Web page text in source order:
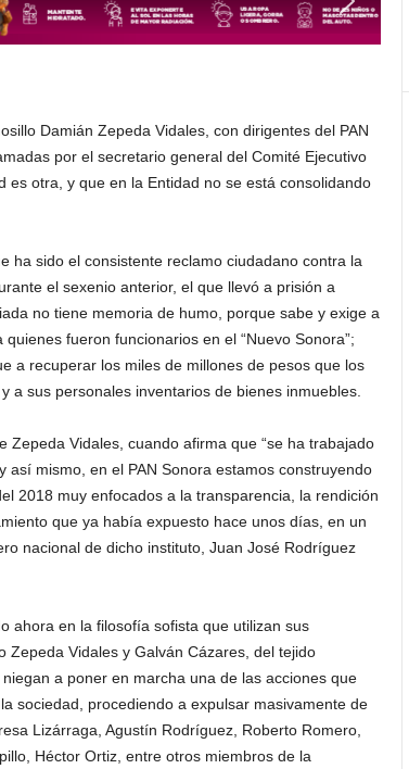
Damián Zepeda Vidales, con dirigentes del PAN
por el secretario general del Comité Ejecutivo
es otra, y que en la Entidad no se está consolidando
ha sido el consistente reclamo ciudadano contra la
el sexenio anterior, el que llevó a prisión a
no tiene memoria de humo, porque sabe y exige a
fueron funcionarios en el “Nuevo Sonora”;
a recuperar los miles de millones de pesos que los
a sus personales inventarios de bienes inmuebles.
Zepeda Vidales, cuando afirma que “se ha trabajado
mismo, en el PAN Sonora estamos construyendo
2018 muy enfocados a la transparencia, la rendición
que ya había expuesto hace unos días, en un
nacional de dicho instituto, Juan José Rodríguez
ahora en la filosofía sofista que utilizan sus
Vidales y Galván Cázares, del tejido
a poner en marcha una de las acciones que
sociedad, procediendo a expulsar masivamente de
Lizárraga, Agustín Rodríguez, Roberto Romero,
Héctor Ortiz, entre otros miembros de la